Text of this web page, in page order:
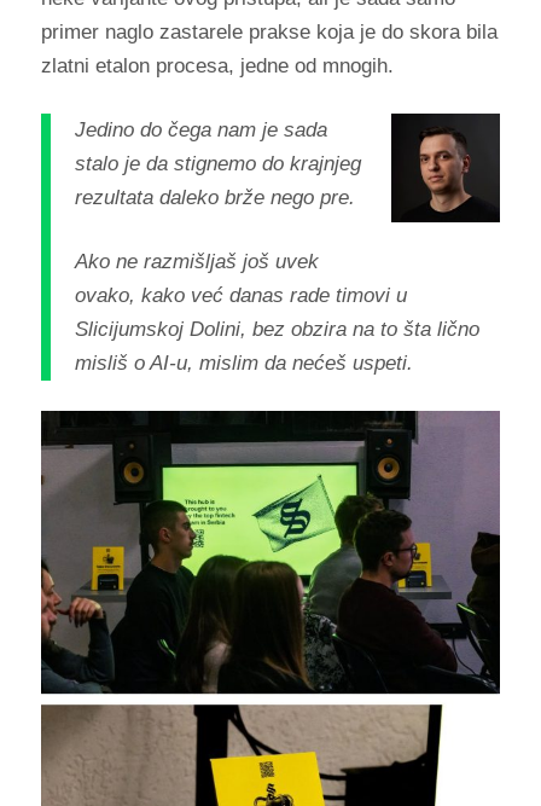
primer naglo zastarele prakse koja je do skora bila
zlatni etalon procesa, jedne od mnogih.
Jedino do čega nam je sada
stalo je da stignemo do krajnjeg
rezultata daleko brže nego pre.
Ako ne razmišljaš još uvek
ovako, kako već danas rade timovi u
Slicijumskoj Dolini, bez obzira na to šta lično
misliš o AI-u, mislim da nećeš uspeti.